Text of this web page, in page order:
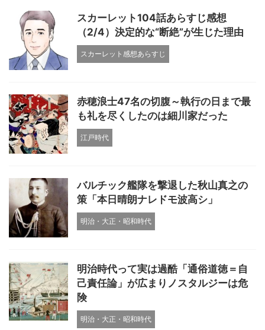
スカーレット104話あらすじ感想
（2/4）決定的な“断絶”が生じた理由
スカーレット感想あらすじ
赤穂浪士47名の切腹～執行の日まで最
も礼を尽くしたのは細川家だった
江戸時代
バルチック艦隊を撃退した秋山真之の
策「本日晴朗ナレドモ波高シ」
明治・大正・昭和時代
明治時代って実は過酷「通俗道徳＝自
己責任論」が広まりノスタルジーは危
険
明治・大正・昭和時代